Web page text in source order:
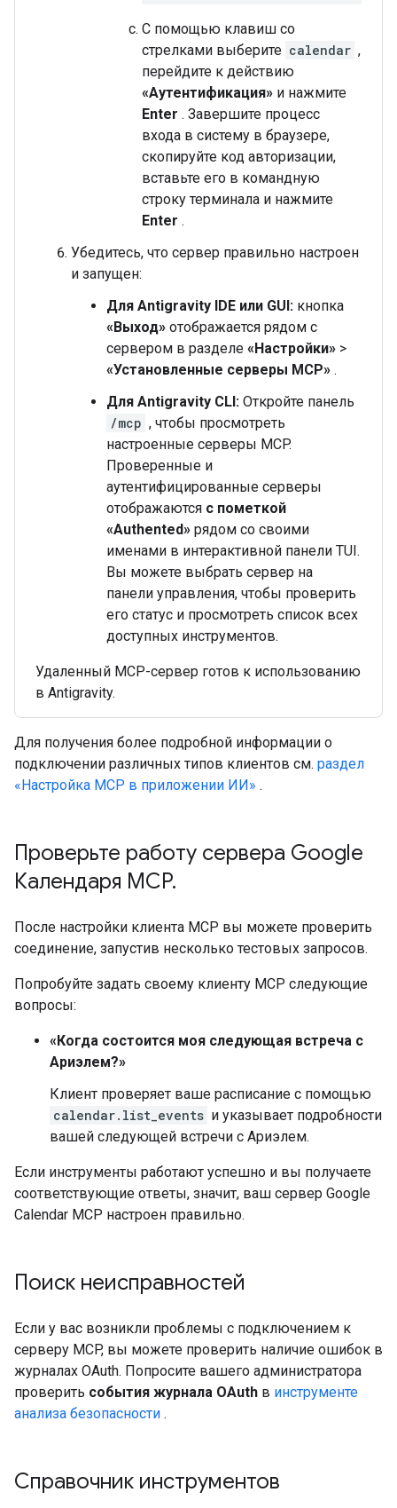
С помощью клавиш со
стрелками выберите calendar ,
перейдите к действию
«Аутентификация» и нажмите
Enter . Завершите процесс
входа в систему в браузере,
скопируйте код авторизации,
вставьте его в командную
строку терминала и нажмите
Enter .
Убедитесь, что сервер правильно настроен
и запущен:
Для Antigravity IDE или GUI: кнопка
«Выход» отображается рядом с
сервером в разделе «Настройки» >
«Установленные серверы MCP» .
Для Antigravity CLI: Откройте панель
/mcp , чтобы просмотреть
настроенные серверы MCP.
Проверенные и
аутентифицированные серверы
отображаются с пометкой
«Authented» рядом со своими
именами в интерактивной панели TUI.
Вы можете выбрать сервер на
панели управления, чтобы проверить
его статус и просмотреть список всех
доступных инструментов.
Удаленный MCP-сервер готов к использованию
в Antigravity.
Для получения более подробной информации о
подключении различных типов клиентов см. раздел
«Настройка MCP в приложении ИИ» .
Проверьте работу сервера Google
Календаря MCP.
После настройки клиента MCP вы можете проверить
соединение, запустив несколько тестовых запросов.
Попробуйте задать своему клиенту MCP следующие
вопросы:
«Когда состоится моя следующая встреча с
Ариэлем?»
Клиент проверяет ваше расписание с помощью
calendar.list_events и указывает подробности
вашей следующей встречи с Ариэлем.
Если инструменты работают успешно и вы получаете
соответствующие ответы, значит, ваш сервер Google
Calendar MCP настроен правильно.
Поиск неисправностей
Если у вас возникли проблемы с подключением к
серверу MCP, вы можете проверить наличие ошибок в
журналах OAuth. Попросите вашего администратора
проверить события журнала OAuth в инструменте
анализа безопасности .
Справочник инструментов